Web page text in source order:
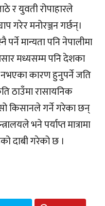
र युवती रोपाहारले
गरेर मनोरञ्जन गर्छन्।
मान्यता पनि नेपालीमा
मध्यसम्म पनि देशका
नभएका कारण हुनुपर्ने जति
ठाउँमा रासायनिक
किसानले गर्ने गरेका छन्
भने पर्याप्त मात्रामा
दाबी गरेको छ ।